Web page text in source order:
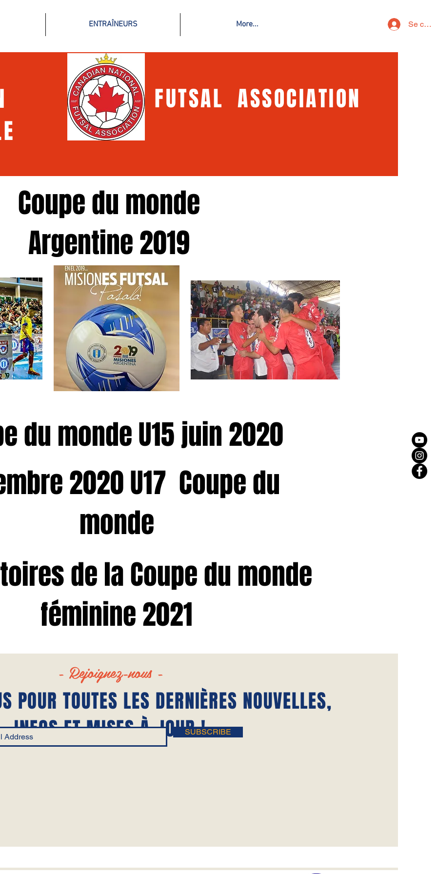
ENTRAÎNEURS More...
FUTSAL ASSOCIATION
Se
Coupe du monde
Argentine 2019
du monde U15 juin 2020
2020 U17 Coupe du
monde
de la Coupe du monde
féminine 2021
- Rejoignez-nous -
POUR TOUTES LES DERNIÈRES NOUVELLES,
INFOS ET MISES À JOUR !SUBSCRIBE